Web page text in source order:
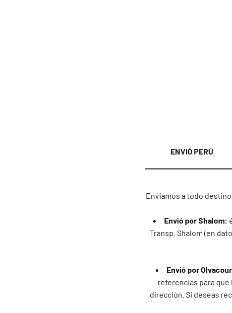
ENVIÓ PERÚ
Enviamos a todo
Envió por Shalom:
Transp. Shalom (en
Envió por
referencias para
dirección. Si deseas